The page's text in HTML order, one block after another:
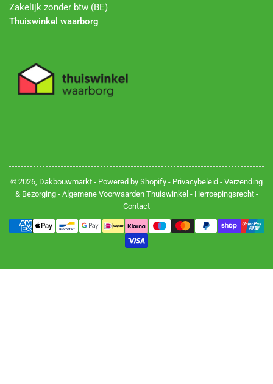
Zakelijk zonder btw (BE)
Thuiswinkel waarborg
© 2026, Dakbouwmarkt - Powered by Shopify - Privacybeleid - Verzending
& Bezorging- Algemene Voorwaarden Thuiswinkel - Herroepingsrecht-
Contact
Betalingsmethoden